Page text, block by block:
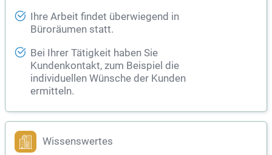
Ihre Arbeit findet überwiegend in
Büroräumen statt.
Bei Ihrer Tätigkeit haben Sie
Kundenkontakt, zum Beispiel die
individuellen Wünsche der Kunden
ermitteln.
Wissenswertes